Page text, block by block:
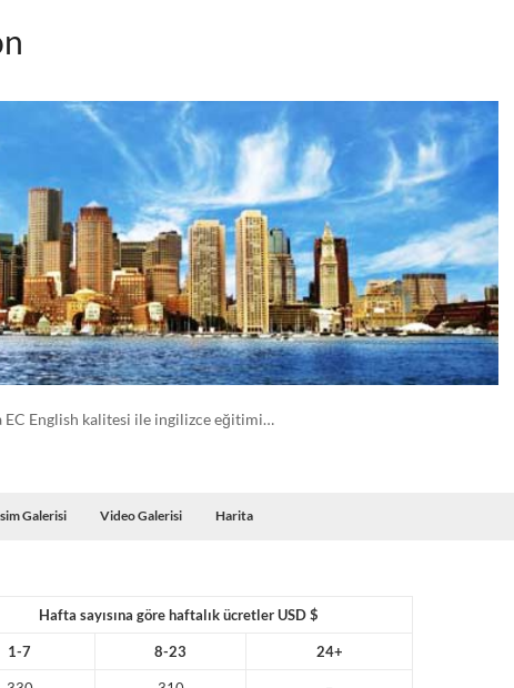
EC English kalitesi ile ingilizce eğitimi…
Galerisi Video Galerisi Harita
Hafta sayısına göre haftalık ücretler USD $
1-7 8-23 24+